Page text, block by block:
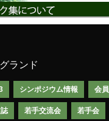
ランド
シンポジウム情報 会員
若手交流会 若手会